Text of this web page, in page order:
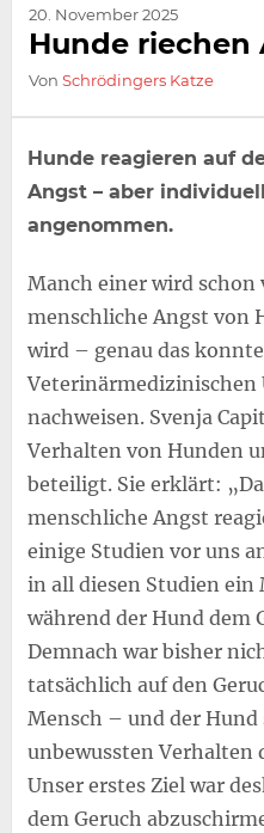
20. November 2025
Hunde riechen
Von Schrödingers Katze
Hunde reagieren auf
Angst – aber
angenommen.
Manch einer wird schon
menschliche Angst von
wird – genau das
Veterinärmedizinischen
nachweisen. Svenja
Verhalten von Hunden
beteiligt. Sie erklärt:
menschliche Angst
einige Studien vor uns
in all diesen Studien ein
während der Hund dem
Demnach war bisher
tatsächlich auf den
Mensch – und der Hund
unbewussten Verhalten
Unser erstes Ziel war
dem Geruch